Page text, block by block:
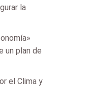
la
un plan de
el Clima y